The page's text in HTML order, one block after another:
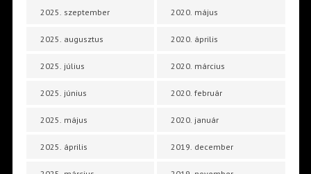
2025. szeptember
2025. augusztus
2025. július
2025. június
2025. május
2025. április
2020. május
2020. április
2020. március
2020. február
2020. január
2019. december